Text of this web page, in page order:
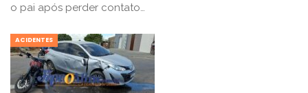
o pai após perder contato…
ACIDENTES